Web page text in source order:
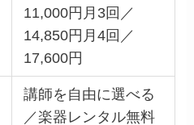
11,000円月3回／
14,850円月4回／
17,600円
講師を自由に選べる
／楽器レンタル無料